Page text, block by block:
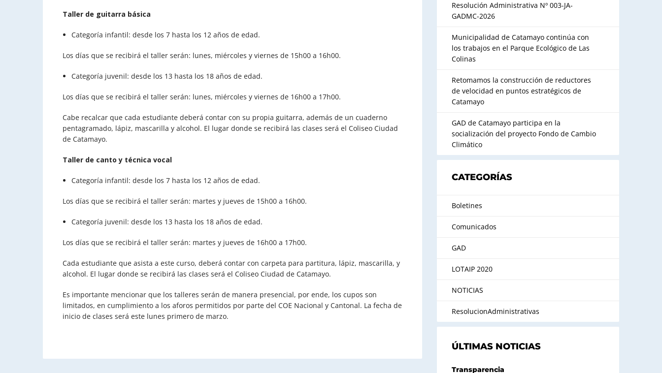
Taller de guitarra básica
Categoría infantil: desde los 7 hasta los 12 años de edad.
Los días que se recibirá el taller serán: lunes, miércoles y viernes de 15h00 a 16h00.
Categoría juvenil: desde los 13 hasta los 18 años de edad.
Los días que se recibirá el taller serán: lunes, miércoles y viernes de 16h00 a 17h00.
Cabe recalcar que cada estudiante deberá contar con su propia guitarra, además de un cuaderno
pentagramado, lápiz, mascarilla y alcohol. El lugar donde se recibirá las clases será el Coliseo Ciudad
de Catamayo.
Taller de canto y técnica vocal
Categoría infantil: desde los 7 hasta los 12 años de edad.
Los días que se recibirá el taller serán: martes y jueves de 15h00 a 16h00.
Categoría juvenil: desde los 13 hasta los 18 años de edad.
Los días que se recibirá el taller serán: martes y jueves de 16h00 a 17h00.
Cada estudiante que asista a este curso, deberá contar con carpeta para partitura, lápiz, mascarilla, y
alcohol. El lugar donde se recibirá las clases será el Coliseo Ciudad de Catamayo.
Es importante mencionar que los talleres serán de manera presencial, por ende, los cupos son
limitados, en cumplimiento a los aforos permitidos por parte del COE Nacional y Cantonal. La fecha de
inicio de clases será este lunes primero de marzo.
Resolución Administrativa Nº 003-JA-
GADMC-2026
Municipalidad de Catamayo continúa con
los trabajos en el Parque Ecológico de Las
Colinas
Retomamos la construcción de reductores
de velocidad en puntos estratégicos de
Catamayo
GAD de Catamayo participa en la
socialización del proyecto Fondo de Cambio
Climático
CATEGORÍAS
Boletines
Comunicados
GAD
LOTAIP 2020
NOTICIAS
ResolucionAdministrativas
ÚLTIMAS NOTICIAS
Transparencia